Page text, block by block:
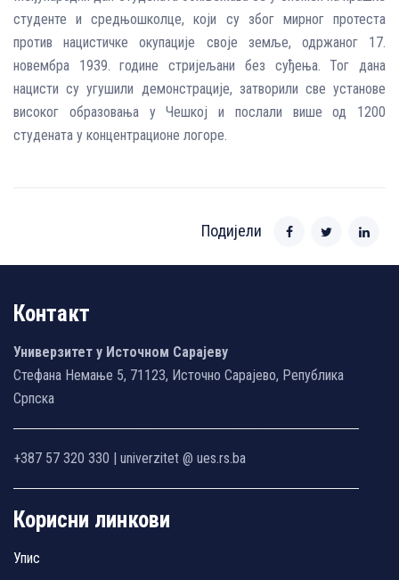
студенте и средњошколце, који су због мирног протеста
против нацистичке окупације своје земље, одржаног 17.
новембра 1939. године стријељани без суђења. Тог дана
нацисти су угушили демонстрације, затворили све установе
високог образовања у Чешкој и послали више од 1200
студената у концентрационе логоре.
Подијели
Контакт
Универзитет у Источном Сарајеву
Стефана Немање 5, 71123, Источно Сарајево, Република
Српска
+387 57 320 330 | univerzitet @ ues.rs.ba
Корисни линкови
Упис